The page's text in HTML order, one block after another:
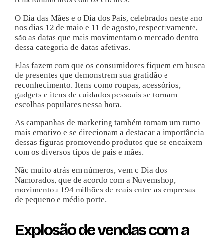
O Dia das Mães e o Dia dos Pais, celebrados neste ano
nos dias 12 de maio e 11 de agosto, respectivamente,
são as datas que mais movimentam o mercado dentro
dessa categoria de datas afetivas.
Elas fazem com que os consumidores fiquem em busca
de presentes que demonstrem sua gratidão e
reconhecimento. Itens como roupas, acessórios,
gadgets e itens de cuidados pessoais se tornam
escolhas populares nessa hora.
As campanhas de marketing também tomam um rumo
mais emotivo e se direcionam a destacar a importância
dessas figuras promovendo produtos que se encaixem
com os diversos tipos de pais e mães.
Não muito atrás em números, vem o Dia dos
Namorados, que de acordo com a Nuvemshop,
movimentou 194 milhões de reais entre as empresas
de pequeno e médio porte.
Explosão de vendas com a